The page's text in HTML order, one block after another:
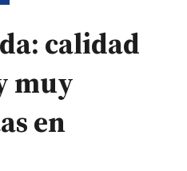
calidad
muy
en